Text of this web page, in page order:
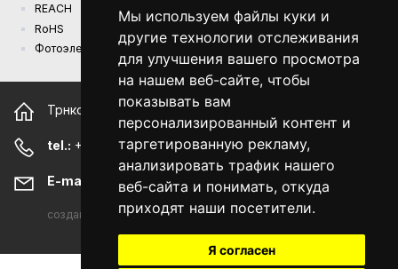
Мы используем файлы куки и
другие технологии отслеживания
для улучшения вашего просмотра
на нашем веб-сайте, чтобы
показывать вам
персонализированный контент и
таргетированную рекламу,
анализировать трафик нашего
веб-сайта и понимать, откуда
приходят наши посетители.
Я согласен
REACH
RoHS
Фотоэлектрическая электростанция
Трнкова 156, 628 00 Брно Чешская республика
tel.: +420 544 500 327
E-mail: sunny@sunny-euro.com
создано A-WebSys spol. s r.o.